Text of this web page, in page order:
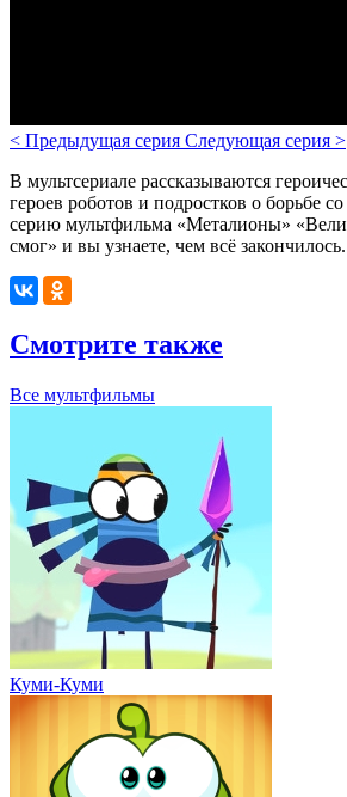
< Предыдущая серия Следующая серия >
В мультсериале рассказываются
героев роботов и подростков о борьбе
серию мультфильма «Металионы»
смог» и вы узнаете, чем всё закончилось.
Смотрите также
Все мультфильмы
Куми-Куми